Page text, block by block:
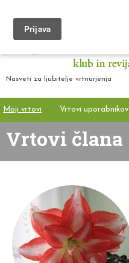
Nasveti za ljubitelje vrtnarjenja
Moji vrtovi Vrtovi uporabnikov
Vrtovi člana